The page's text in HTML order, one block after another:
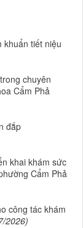
tiết niệu
chuyên
Cẩm Phả
đắp
khai khám sức
Cẩm Phả
công tác khám
2026)